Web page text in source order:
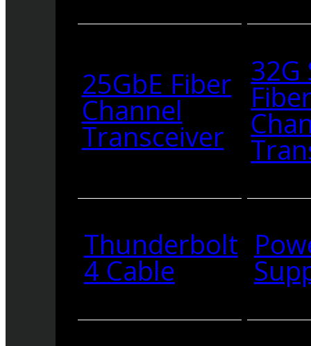
25GbE Fiber
Channel
Transceiver
32G
Thunderbolt
4 Cable